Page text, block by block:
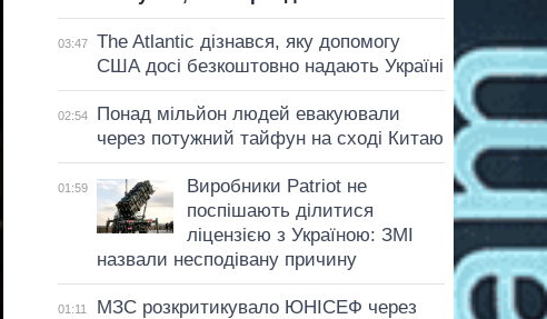
03:47
The Atlantic дізнався, яку допомогу
США досі безкоштовно надають Україні
02:54
Понад мільйон людей евакуювали
через потужний тайфун на сході Китаю
01:59
Виробники Patriot не
поспішають ділитися
ліцензією з Україною: ЗМІ
назвали несподівану причину
01:11
МЗС розкритикувало ЮНІСЕФ через